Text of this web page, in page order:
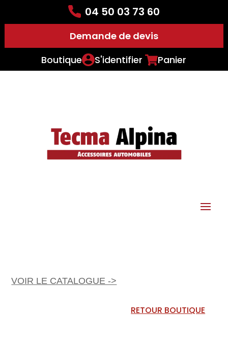
04 50 03 73 60
Demande de devis
Boutique
S'identifier Panier
VOIR LE CATALOGUE ->
RETOUR BOUTIQUE